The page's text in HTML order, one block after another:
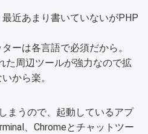
近あまり書いていないがPHP
ーは各言語で必須だから。
た周辺ツールが強力なので拡
から楽。
まうので、起動しているアプ
、Chromeとチャットツー